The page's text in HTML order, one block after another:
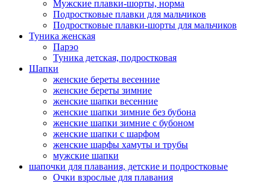
Мужские плавки-шорты, норма
Подростковые плавки для мальчиков
Подростковые плавки-шорты для мальчиков
Туникa женская
Парэо
Туника детская, подростковая
Шапки
женские береты весенние
женские береты зимние
женские шапки весенние
женские шапки зимние без бубона
женские шапки зимние с бубоном
женские шапки с шарфом
женские шарфы хамуты и трубы
мужские шапки
шапочки для плавания, детские и подростковые
Очки взрослые для плавания